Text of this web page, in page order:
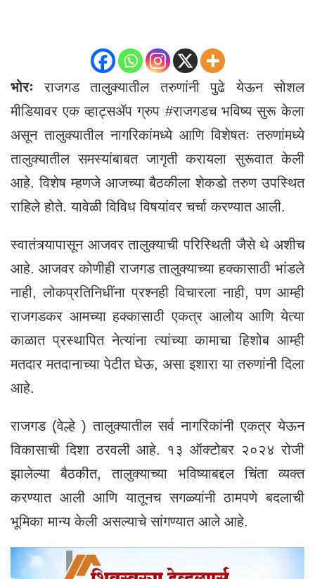
भोरः राजगड तालुक्यातील तरुणांनी पुढे येऊन सोशल
मीडियावर एक व्हाट्सॲप ग्रुप #राजगडच भविष्य सुरू केला
असून तालुक्यातील नागरिकांमध्ये आणि विशेषतः तरुणांमध्ये
तालुक्यातील समस्यांबाबत जागृती करायला सुरूवात केली
आहे. विशेष म्हणजे आजच्या बैठकीला शेकडो तरुण उपस्थित
राहिले होते. यावेळी विविध विषयांवर चर्चा करण्यात आली.
स्वातंत्र्यापासून आजवर तालुक्याची परिस्थिती जैसे थे अशीच
आहे. आजवर कोणीही राजगड तालुक्याच्या हक्कासाठी भांडले
नाही, लोकप्रतिनिधींना प्रश्नही विचारला नाही, पण आम्ही
राजगडकर आमच्या हक्कासाठी एकत्र आलोय आणि येत्या
काळात प्रस्थापित नेत्यांना त्यांच्या कामाचा हिशोब आम्ही
मतदार मतदानाच्या पेटीत घेऊ, असा इशारा या तरुणांनी दिला
आहे.
राजगड (वेल्हे ) तालुक्यातील सर्व नागरिकांनी एकत्र येऊन
विकासाची दिशा ठरवली आहे. १३ ऑक्टोबर २०२४ रोजी
झालेल्या बैठकीत, तालुक्याच्या भविष्याबद्दल चिंता व्यक्त
करण्यात आली आणि यातूनच सगळ्यांनी ठामपणे बदलाची
भूमिका मान्य केली असल्याचे सांगण्यात आले आहे.